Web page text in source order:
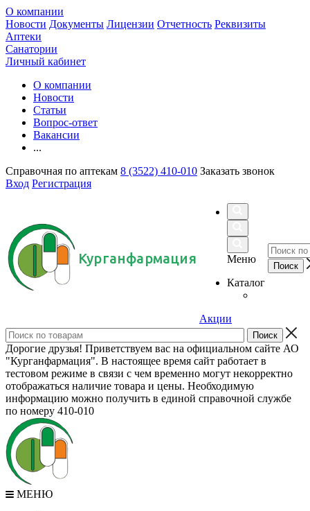
О компании
Новости Документы Лицензии Отчетность Реквизиты
Аптеки
Санатории
Личный кабинет
О компании
Новости
Статьи
Вопрос-ответ
Вакансии
...
Справочная по аптекам 8 (3522) 410-010 Заказать звонок
Вход Регистрация
Курганфармация
Меню
Каталог
Акции
Дорогие друзья! Приветствуем вас на официальном сайте АО
"Курганфармация". В настоящее время сайт работает в
тестовом режиме в связи с чем временно могут некорректно
отображаться наличие товара и цены. Необходимую
информацию можно получить в единой справочной службе
по номеру 410-010
МЕНЮ